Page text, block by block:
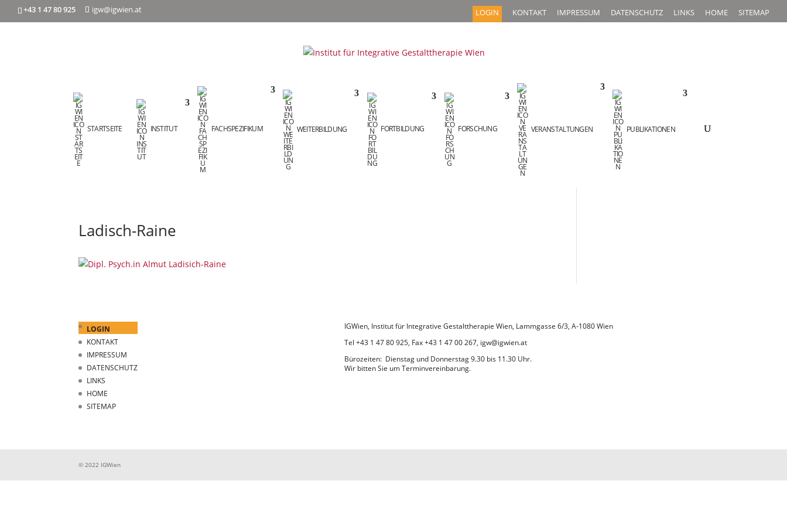
+43 1 47 80 925 igw@igwien.at LOGIN KONTAKT IMPRESSUM DATENSCHUTZ LINKS HOME SITEMAP
STARTSEITE INSTITUT FACHSPEZIFIKUM WEITERBILDUNG FORTBILDUNG FORSCHUNG VERANSTALTUNGEN PUBLIKATIONEN
Ladisch-Raine
LOGIN
KONTAKT
IMPRESSUM
DATENSCHUTZ
LINKS
HOME
SITEMAP
IGWien, Institut für Integrative Gestalttherapie Wien, Lammgasse 6/3, A-1080 Wien
Tel +43 1 47 80 925, Fax +43 1 47 00 267, igw@igwien.at
Bürozeiten: Dienstag und Donnerstag 9.30 bis 11.30 Uhr.
Wir bitten Sie um Terminvereinbarung.
© 2022 IGWien